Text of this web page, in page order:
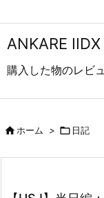
ANKARE IIDX
購入した物のレビ
ホーム >  日記